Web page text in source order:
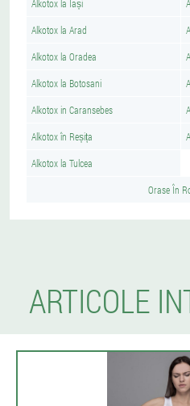
Alkotox la Iași
Alkotox la Arad
Alkotox la Oradea
Alkotox la Botosani
Alkotox in Caransebes
Alkotox în Reșița
Alkotox la Tulcea
Orase În
ARTICOLE